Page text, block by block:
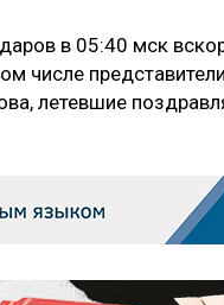
в 05:40 мск
числе
летевшие